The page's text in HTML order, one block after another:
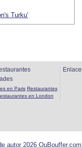
Turku'
en Paris Restaurantes
en London
autor 2026